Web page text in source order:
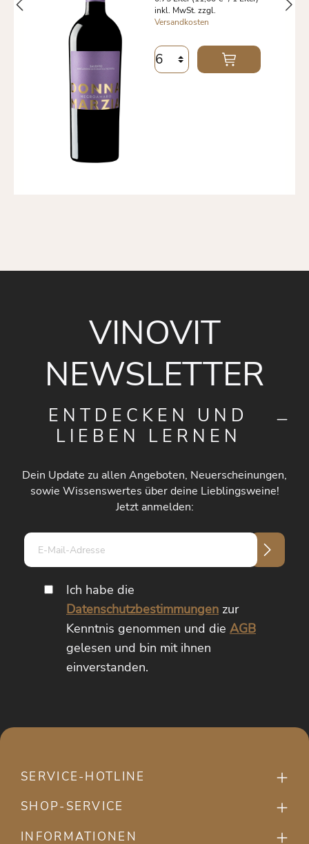
inkl. MwSt. zzgl.
Versandkosten
VINOVIT
NEWSLETTER
ENTDECKEN UND
LIEBEN LERNEN
Dein Update zu allen Angeboten, Neuerscheinungen,
sowie Wissenswertes über deine Lieblingsweine!
Jetzt anmelden:
Adresse*
Ich habe die
Datenschutzbestimmungenzur
Kenntnis genommen und die AGB
gelesen und bin mit ihnen
einverstanden.
SERVICE-HOTLINE
SHOP-SERVICE
INFORMATIONEN